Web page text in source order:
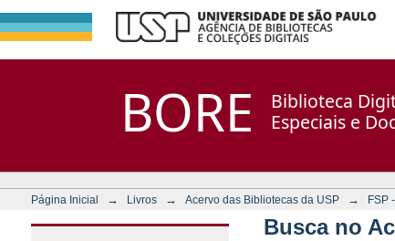
BORE
Biblioteca
Especiais e
Página Inicial → Livros → Acervo das Bibliotecas da USP → FSP
Busca no